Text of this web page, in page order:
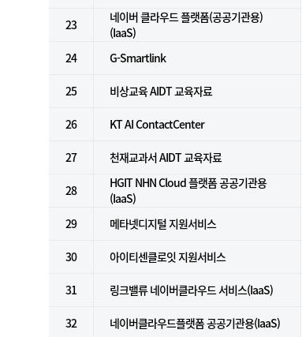
23
네이버 클라우드 플랫폼(공공기관용)
(IaaS)
24 G-Smartlink
25 비상교육 AIDT 교육자료
26 KT AI ContactCenter
27 천재교과서 AIDT 교육자료
28
HGIT NHN Cloud 플랫폼 공공기관용
(IaaS)
29 메타넷디지털 지원서비스
30 아이티센클로잇 지원서비스
31 링크밸류 네이버클라우드 서비스(IaaS)
32 네이버클라우드플랫폼 공공기관용(IaaS)